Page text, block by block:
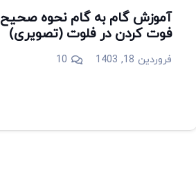
آموزش گام به گام نحوه صحیح
فوت کردن در فلوت (تصویری)
فروردین 18, 1403 10دیدگاه